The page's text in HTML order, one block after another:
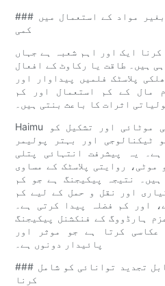
### کارکردگی پر سمجھوتہ کیے بغیر مواد کے استعمال میں
کمی
ایک اور اہم شعبہ ہے جہاں
ہیں۔ طاقت یا رکاوٹ کے افعال
پلاسٹک فلمیں پیداوار اور
مال کے کم استعمال اور کم
اثرات کا باعث بنتی ہیں۔
Haimu میں انجینئرنگ ٹیم فلم کی موٹائی اور تشکیل کو
ٹیکنالوجی اور بہتر پولیمر
یہ پیشرفت انتہائی پتلی
روایتی پلاسٹک کے مساوی
نتیجہ پیکیجنگ ہے جو کم
اور نقل و حمل کے لیے کم
اور کم فضلہ پیدا کرتی ہے۔
ہارڈووگ کے فنکشنل پیکیجنگ
کرتا ہے جو موثر اور
پائیدار دونوں ہے۔
### مینوفیکچرنگ کے عمل میں قابل تجدید توانائی کو شامل
کرنا